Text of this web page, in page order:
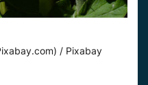
/ Pixabay